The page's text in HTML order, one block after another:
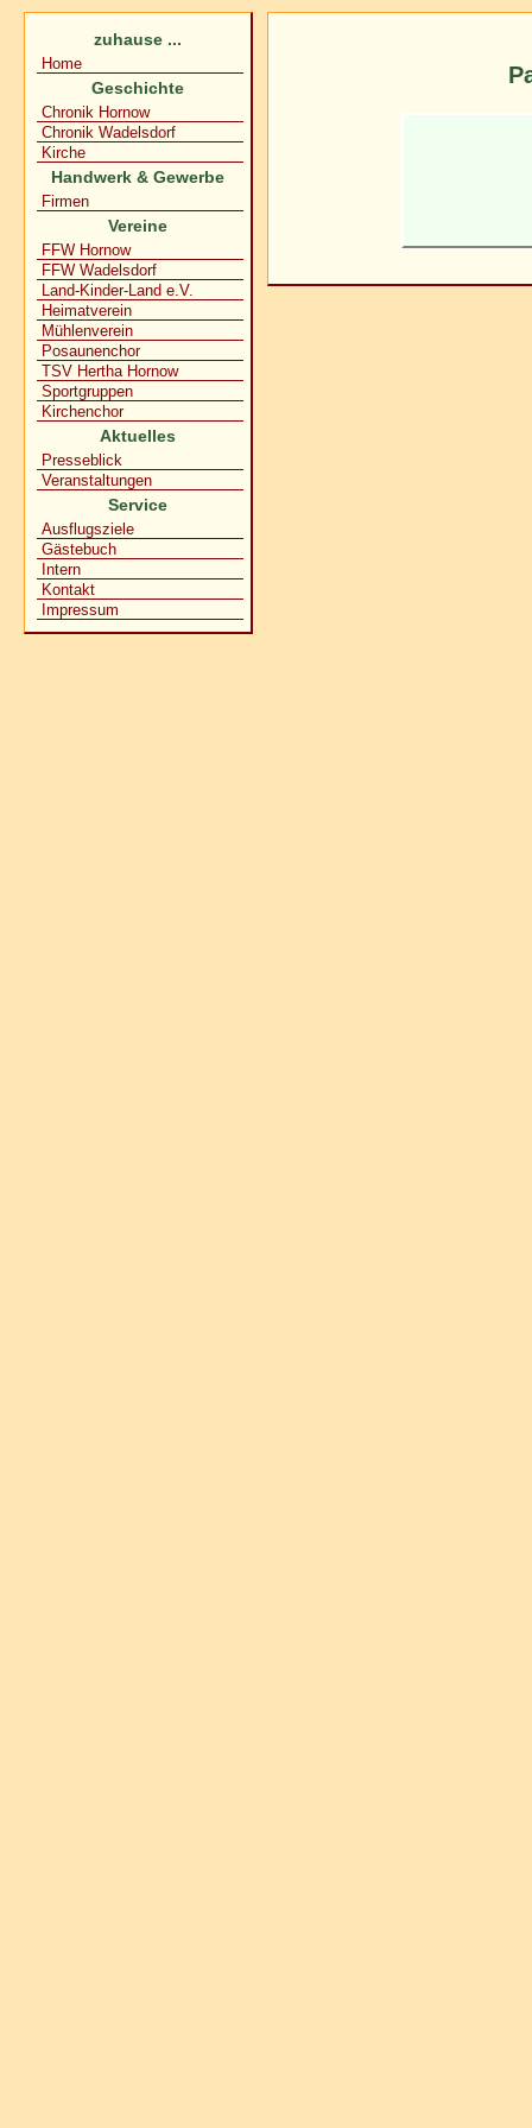
zuhause ...
Home
Geschichte
Chronik Hornow
Chronik Wadelsdorf
Kirche
Handwerk & Gewerbe
Firmen
Vereine
FFW Hornow
FFW Wadelsdorf
Land-Kinder-Land e.V.
Heimatverein
Mühlenverein
Posaunenchor
TSV Hertha Hornow
Sportgruppen
Kirchenchor
Aktuelles
Presseblick
Veranstaltungen
Service
Ausflugsziele
Gästebuch
Intern
Kontakt
Impressum